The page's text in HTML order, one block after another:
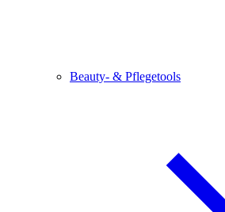
Beauty- & Pflegetools